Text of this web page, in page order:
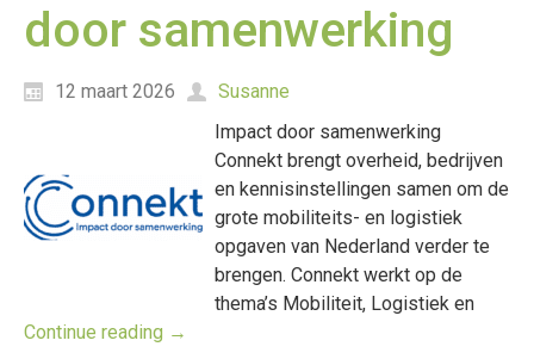
door samenwerking
12 maart 2026
Susanne
Impact door samenwerking
Connekt brengt overheid, bedrijven
en kennisinstellingen samen om de
grote mobiliteits- en logistiek
opgaven van Nederland verder te
brengen. Connekt werkt op de
thema’s Mobiliteit, Logistiek en
Continue reading →